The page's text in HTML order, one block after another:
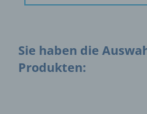
Sie haben die
Produkten: